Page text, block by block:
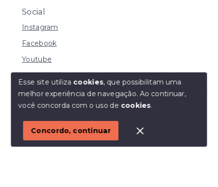
Olá! Estamos disponíveis para te ajudar.
Social
Instagram
Facebook
Youtube
© Copyright 2026 - I URBE CONSULTORIA
IMOBILIÁRIA | CRECI 33.934 J - Todos os direitos
SITE PARA IMOBILIARIA
Esse site utiliza cookies, que possibilitam uma
melhor experiência de navegação.Ao continuar,
você concorda com o uso de cookies.
Concordo, continuar